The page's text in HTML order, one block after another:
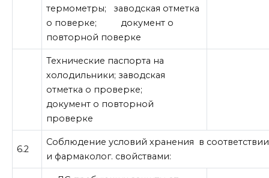
термометры; заводская отметка
о поверке; документ о
повторной поверке
Технические паспорта на
холодильники; заводская
отметка о проверке;
документ о повторной
проверке
6.2
Соблюдение условий хранения в
и фармаколог. свойствами: